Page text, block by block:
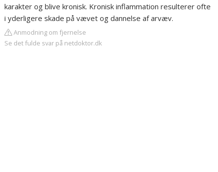
karakter og blive kronisk. Kronisk inflammation resulterer ofte
i yderligere skade på vævet og dannelse af arvæv.
Anmodning om fjernelse
Se det fulde svar på netdoktor.dk